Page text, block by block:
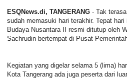
ESQNews.di, TANGERANG - Tak
sudah memasuki hari terakhir. Tepat
Budaya Nusantara II resmi ditutup oleh
Sachrudin bertempat di Pusat
Kegiatan yang digelar selama 5 (lima)
Kota Tangerang ada juga peserta dari